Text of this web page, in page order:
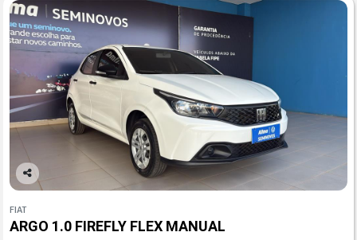
Co
arti
lhe
FIAT
ARGO 1.0 FIREFLY FLEX MANUAL